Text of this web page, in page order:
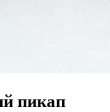
пикап